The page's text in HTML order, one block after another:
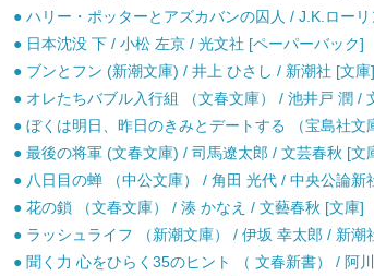
● ハリー・ポッターとアズカバンの囚人 / J.K.ロー
● 日本沈没 下 / 小松 左京 / 光文社 [ペーパーバック]
● ブンとフン (新潮文庫) / 井上 ひさし / 新潮社 [文庫]
● オレたちバブル入行組 （文春文庫） / 池井戸 潤 /
● ぼくは明日、昨日のきみとデートする （宝島社
● 最後の将軍 (文春文庫) / 司馬遼太郎 / 文芸春秋 [文
● 八日目の蝉 （中公文庫） / 角田 光代 / 中央公論新
● 花の鎖 （文春文庫） / 湊 かなえ / 文藝春秋 [文庫]
● ラッシュライフ （新潮文庫） / 伊坂 幸太郎 / 新潮
● 聞く力 心をひらく35のヒント （ 文春新書） / 阿